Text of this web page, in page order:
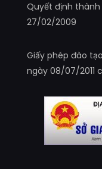
Quyết định thành
27/02/2009
Giấy phép đào
ngày 08/07/2011